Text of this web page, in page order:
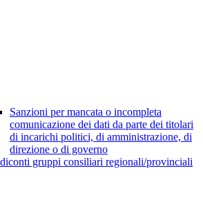
Sanzioni per mancata o incompleta
comunicazione dei dati da parte dei titolari
di incarichi politici, di amministrazione, di
direzione o di governo
gruppi consiliari regionali/provinciali